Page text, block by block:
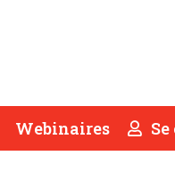
Webinaires